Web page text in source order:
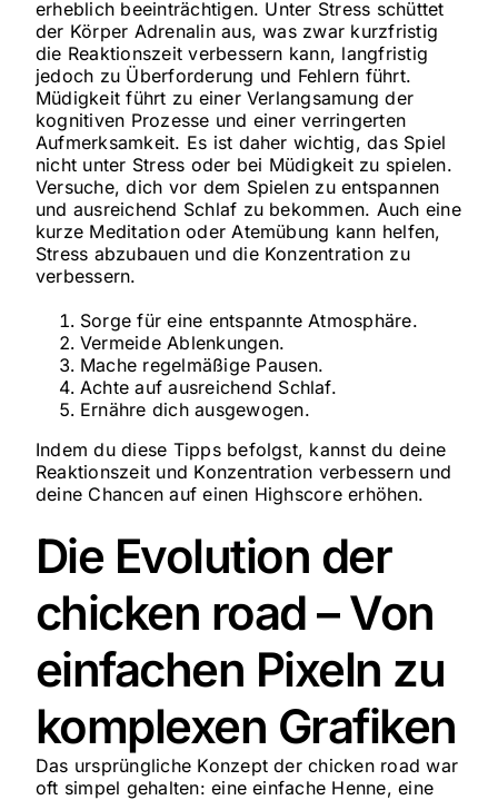
erheblich beeinträchtigen. Unter Stress schüttet
der Körper Adrenalin aus, was zwar kurzfristig
die Reaktionszeit verbessern kann, langfristig
jedoch zu Überforderung und Fehlern führt.
Müdigkeit führt zu einer Verlangsamung der
kognitiven Prozesse und einer verringerten
Aufmerksamkeit. Es ist daher wichtig, das Spiel
nicht unter Stress oder bei Müdigkeit zu spielen.
Versuche, dich vor dem Spielen zu entspannen
und ausreichend Schlaf zu bekommen. Auch eine
kurze Meditation oder Atemübung kann helfen,
Stress abzubauen und die Konzentration zu
verbessern.
Sorge für eine entspannte Atmosphäre.
Vermeide Ablenkungen.
Mache regelmäßige Pausen.
Achte auf ausreichend Schlaf.
Ernähre dich ausgewogen.
Indem du diese Tipps befolgst, kannst du deine
Reaktionszeit und Konzentration verbessern und
deine Chancen auf einen Highscore erhöhen.
Die Evolution der
chicken road – Von
einfachen Pixeln zu
komplexen Grafiken
Das ursprüngliche Konzept der chicken road war
oft simpel gehalten: eine einfache Henne, eine